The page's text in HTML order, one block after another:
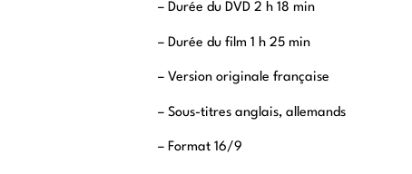
– Durée du DVD 2 h 18 min
– Durée du film 1 h 25 min
– Version originale française
– Sous-titres anglais, allemands
– Format 16/9